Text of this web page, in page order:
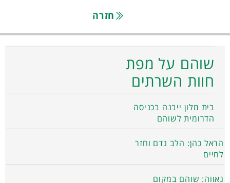
חזרה
שוהם על מפת
חוות השרתים
בית מלון ייבנה בכניסה
הדרומית לשוהם
הראל כהן: הלב נדם וחזר
לחיים
גאווה: שוהם במקום